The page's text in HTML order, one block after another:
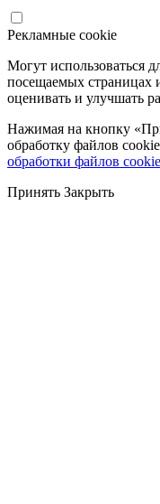
Рекламные cookie
Могут использоваться
посещаемых страницах
оценивать и улучшать
Нажимая на кнопку
обработку файлов
обработки файлов cookie
Принять Закрыть